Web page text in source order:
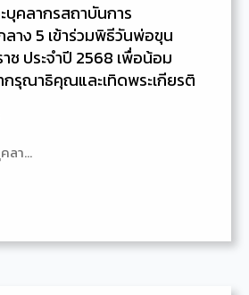
บุคลากรสถาบันการ
าง 5 เข้าร่วมพิธีวันพ่อขุน
ช ประจำปี 2568 เพื่อน้อม
กรุณาธิคุณและเทิดพระเกียรติ
ลา…